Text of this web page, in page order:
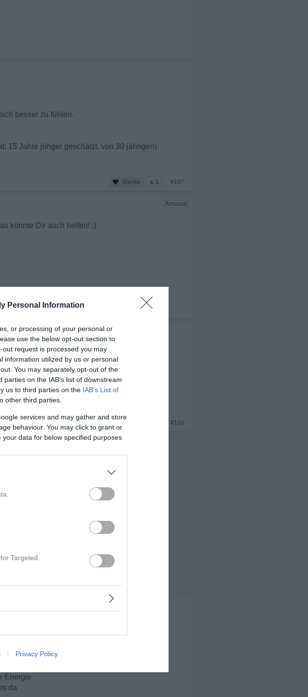
Personal Information
or processing of your personal or
use the below opt-out section to
request is processed you may
information utilized by us or personal
You may separately opt-out of the
on the IAB’s list of downstream
us to third parties on the IAB’s List of
other third parties.
services and may gather and store
behaviour. You may click to grant or
data for below specified purposes
Targeted
Privacy Policy
besser zu fühlen.
15 Jahre jünger geschätzt, von 30 jährigen).
x 1 #167
zu "erahnenden" Erwartungshaltungen,
#168
Frauen,
Energie
da